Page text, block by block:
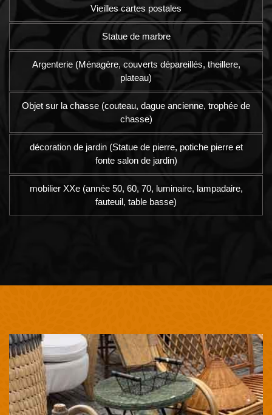
Vieilles cartes postales
Statue de marbre
Argenterie (Ménagère, couverts dépareillés, theillere,
plateau)
Objet sur la chasse (couteau, dague ancienne, trophée de
chasse)
décoration de jardin (Statue de pierre, potiche pierre et
fonte salon de jardin)
mobilier XXe (année 50, 60, 70, luminaire, lampadaire,
fauteuil, table basse)